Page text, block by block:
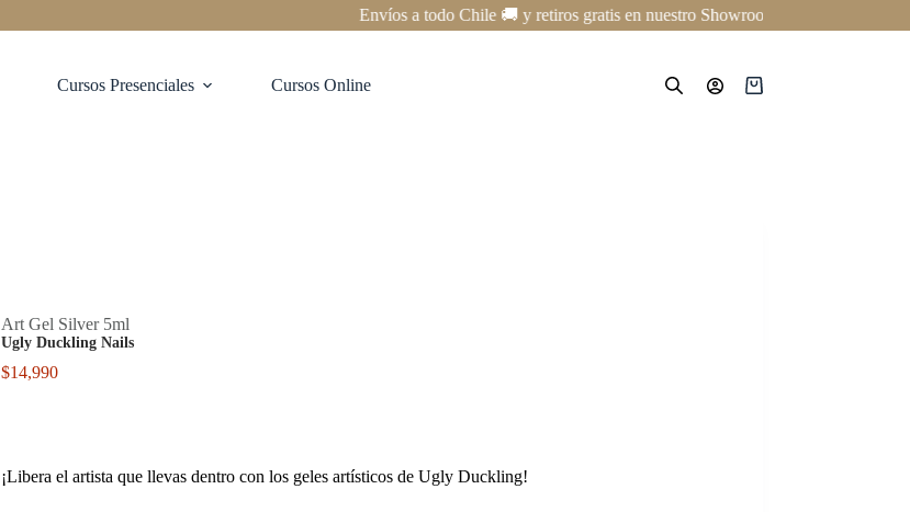
Envíos a todo Chile 🚚 y retiros gratis en nuestro Showroom en Providencia ✨ |
Cursos Presenciales Cursos Online
Carro
Art Gel Silver 5ml
Ugly Duckling Nails
$14,990
¡Libera el artista que llevas dentro con los geles artísticos de Ugly Duckling!